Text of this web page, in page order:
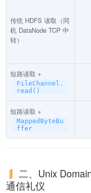
传统 HDFS 读取（同
机 DataNode TCP 中
转）
短路读取 +
FileChannel.
read()
短路读取 +
MappedByteBu
ffer
二、Unix
通信礼仪